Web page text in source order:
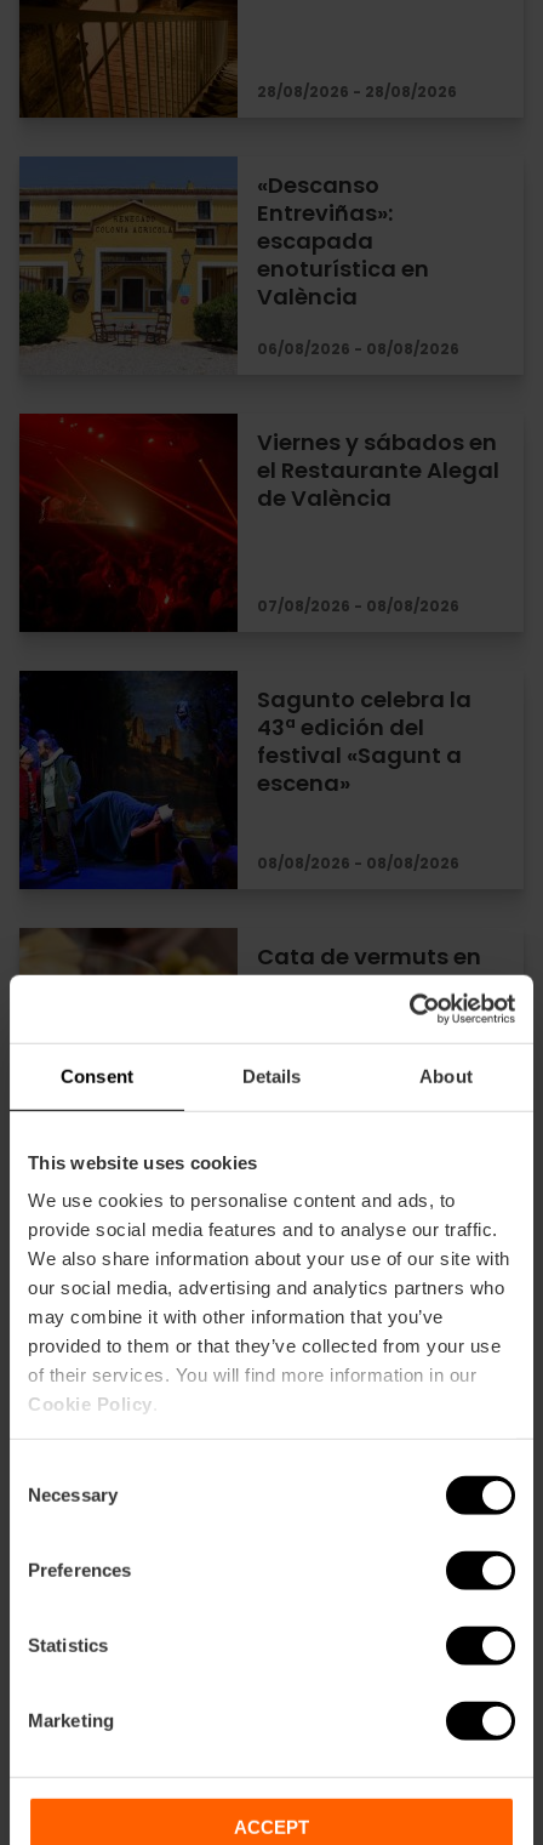
Consent Details About
This website uses cookies
We use cookies to personalise content and ads, to
provide social media features and to analyse our traffic.
We also share information about your use of our site with
our social media, advertising and analytics partners who
may combine it with other information that you’ve
provided to them or that they’ve collected from your use
of their services. You will find more information in our
Cookie Policy
Selection
Necessary
Preferences
Statistics
Marketing
ACCEPT
28/08/2026 - 28/08/2026
«Descanso
Entreviñas»:
escapada
enoturística en
València
06/08/2026 - 08/08/2026
Viernes y sábados en
el Restaurante Alegal
de València
07/08/2026 - 08/08/2026
Sagunto celebra la
43ª edición del
festival «Sagunt a
escena»
08/08/2026 - 08/08/2026
Cata de vermuts en
una bodega medieval
Conciertos y tributos
en agosto en La Casa
de la Mar
04/08/2026 - 18/08/2026
Tardeos y cenas con
01/08/2026 - 30/08/2026
«Nits a la Fresca» en el
Indiano de València